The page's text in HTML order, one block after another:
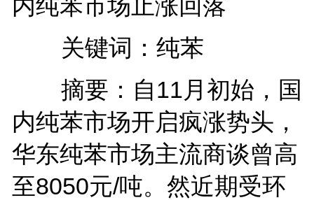
关键词：纯苯
摘要：自11月初始，国
内纯苯市场开启疯涨势头，
华东纯苯市场主流商谈曾高
至8050元/吨。然近期受环